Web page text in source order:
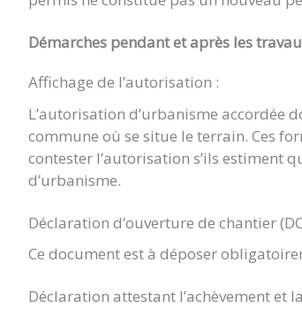
Démarches pendant et après les
Affichage de l’autorisation :
L’autorisation d’urbanisme accordée
commune où se situe le terrain. Ces
contester l’autorisation s’ils estiment
d’urbanisme.
Déclaration d’ouverture de chantier
Ce document est à déposer
Déclaration attestant l’achèvement et